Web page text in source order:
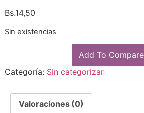
Bs.14,50
Sin existencias
Add To Compare
Categoría: Sin categorizar
Valoraciones (0)